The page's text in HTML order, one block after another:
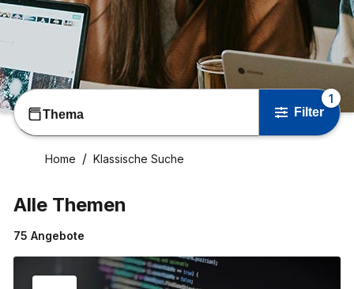
Thema Filter
1
Home Klassische Suche
Alle Themen
75 Angebote